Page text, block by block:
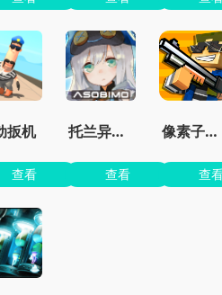
扳机
查看
托兰异世录
查看
像素子弹无限金币版免广告
查